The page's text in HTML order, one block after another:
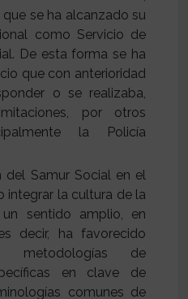
se ha alcanzado su
como Servicio de
De esta forma se ha
que con anterioridad
o se realizaba,
por otros
la Policía
del Samur Social en el
integrar la cultura de la
un sentido amplio, en
decir, ha favorecido
metodologías de
en clave de
comunes de